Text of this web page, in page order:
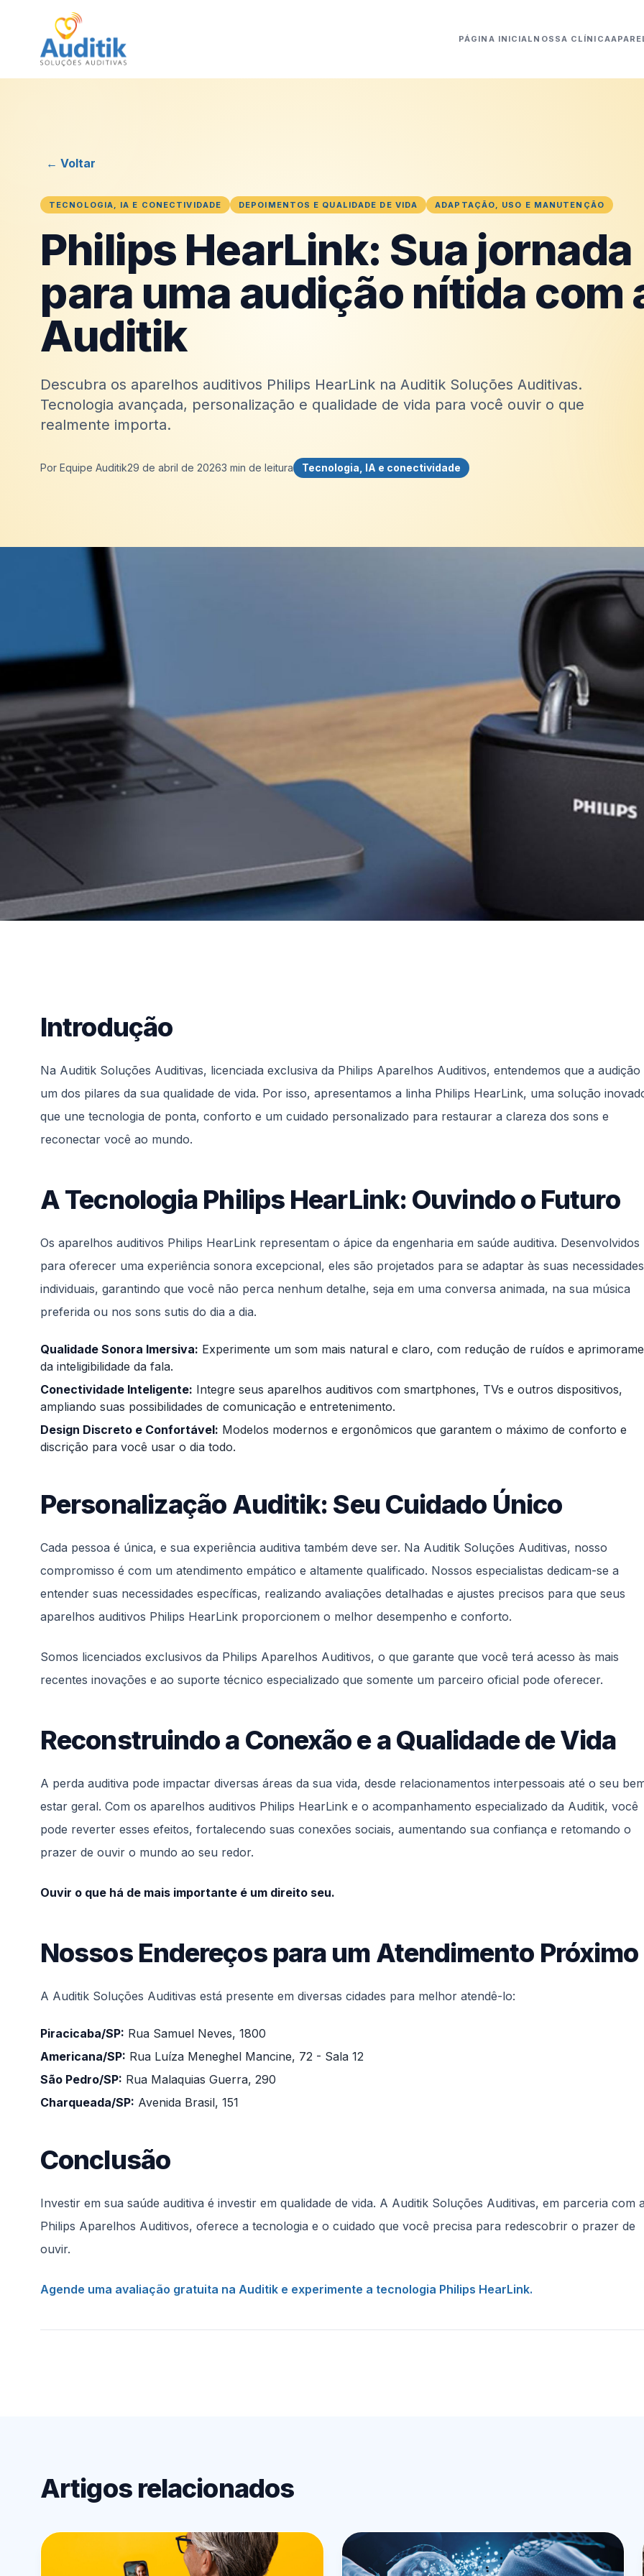
PÁGINA INICIAL NOSSA CLÍNICA
← Voltar
TECNOLOGIA, IA E CONECTIVIDADE DEPOIMENTOS E QUALIDADE DE VIDA ADAPTAÇÃO, USO E MANUTENÇÃO
Philips HearLink: Sua jornada
para uma audição nítida com
Auditik
Descubra os aparelhos auditivos Philips HearLink na Auditik Soluções Auditivas.
Tecnologia avançada, personalização e qualidade de vida para você ouvir o que
realmente importa.
Por Equipe Auditik29 de abril de 20263 min de leitura Tecnologia, IA e conectividade
Introdução
Na Auditik Soluções Auditivas, licenciada exclusiva da Philips Aparelhos Auditivos, entendemos que a audição
um dos pilares da sua qualidade de vida. Por isso, apresentamos a linha Philips HearLink, uma solução
que une tecnologia de ponta, conforto e um cuidado personalizado para restaurar a clareza dos sons e
reconectar você ao mundo.
A Tecnologia Philips HearLink: Ouvindo o Futuro
Os aparelhos auditivos Philips HearLink representam o ápice da engenharia em saúde auditiva. Desenvolvidos
para oferecer uma experiência sonora excepcional, eles são projetados para se adaptar às suas necessidades
individuais, garantindo que você não perca nenhum detalhe, seja em uma conversa animada, na sua música
preferida ou nos sons sutis do dia a dia.
Qualidade Sonora Imersiva: Experimente um som mais natural e claro, com redução de ruídos e
da inteligibilidade da fala.
Conectividade Inteligente: Integre seus aparelhos auditivos com smartphones, TVs e outros dispositivos,
ampliando suas possibilidades de comunicação e entretenimento.
Design Discreto e Confortável: Modelos modernos e ergonômicos que garantem o máximo de conforto e
discrição para você usar o dia todo.
Personalização Auditik: Seu Cuidado Único
Cada pessoa é única, e sua experiência auditiva também deve ser. Na Auditik Soluções Auditivas, nosso
compromisso é com um atendimento empático e altamente qualificado. Nossos especialistas dedicam-se a
entender suas necessidades específicas, realizando avaliações detalhadas e ajustes precisos para que seus
aparelhos auditivos Philips HearLink proporcionem o melhor desempenho e conforto.
Somos licenciados exclusivos da Philips Aparelhos Auditivos, o que garante que você terá acesso às mais
recentes inovações e ao suporte técnico especializado que somente um parceiro oficial pode oferecer.
Reconstruindo a Conexão e a Qualidade de Vida
A perda auditiva pode impactar diversas áreas da sua vida, desde relacionamentos interpessoais até o seu
estar geral. Com os aparelhos auditivos Philips HearLink e o acompanhamento especializado da Auditik, você
pode reverter esses efeitos, fortalecendo suas conexões sociais, aumentando sua confiança e retomando o
prazer de ouvir o mundo ao seu redor.
Ouvir o que há de mais importante é um direito seu.
Nossos Endereços para um Atendimento Próximo
A Auditik Soluções Auditivas está presente em diversas cidades para melhor atendê-lo:
Piracicaba/SP: Rua Samuel Neves, 1800
Americana/SP: Rua Luíza Meneghel Mancine, 72 - Sala 12
São Pedro/SP: Rua Malaquias Guerra, 290
Charqueada/SP: Avenida Brasil, 151
Conclusão
Investir em sua saúde auditiva é investir em qualidade de vida. A Auditik Soluções Auditivas, em parceria com
Philips Aparelhos Auditivos, oferece a tecnologia e o cuidado que você precisa para redescobrir o prazer de
ouvir.
Agende uma avaliação gratuita na Auditik e experimente a tecnologia Philips HearLink.
Artigos relacionados